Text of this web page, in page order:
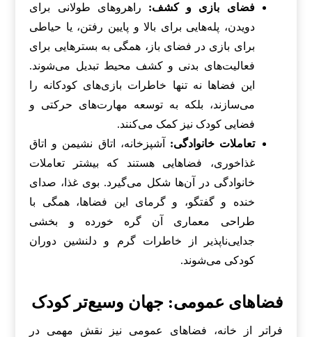
فضای بازی و کشف: راهروهای طولانی برای
دویدن، پله‌هایی برای بالا و پایین رفتن، یا حیاطی
برای بازی در فضای باز، همگی به بسترهایی برای
فعالیت‌های بدنی و کشف محیط تبدیل می‌شوند.
این فضاها نه تنها خاطرات بازی‌های کودکانه را
می‌سازند، بلکه به توسعه مهارت‌های حرکتی و
فضایی کودک نیز کمک می‌کنند.
تعاملات خانوادگی: آشپزخانه، اتاق نشیمن و اتاق
غذاخوری، فضاهایی هستند که بیشتر تعاملات
خانوادگی در آن‌ها شکل می‌گیرد. بوی غذا، صدای
خنده و گفتگو، و گرمای این فضاها، همگی با
طراحی معماری آن گره خورده و بخشی
جدایی‌ناپذیر از خاطرات گرم و دلنشین دوران
کودکی می‌شوند.
فضاهای عمومی: جهان وسیع‌تر کودک
فراتر از خانه، فضاهای عمومی نیز نقش مهمی در